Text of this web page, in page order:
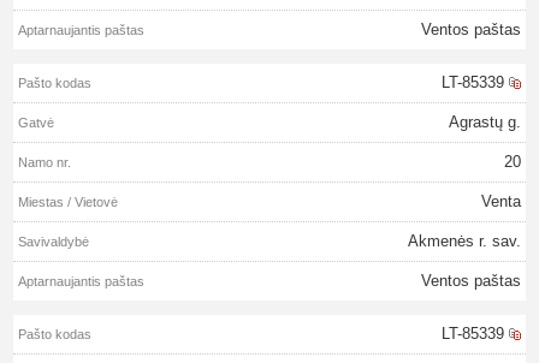
Ventos paštas
LT-85339
Agrastų g.
20
Venta
Akmenės r. sav.
Ventos paštas
LT-85339